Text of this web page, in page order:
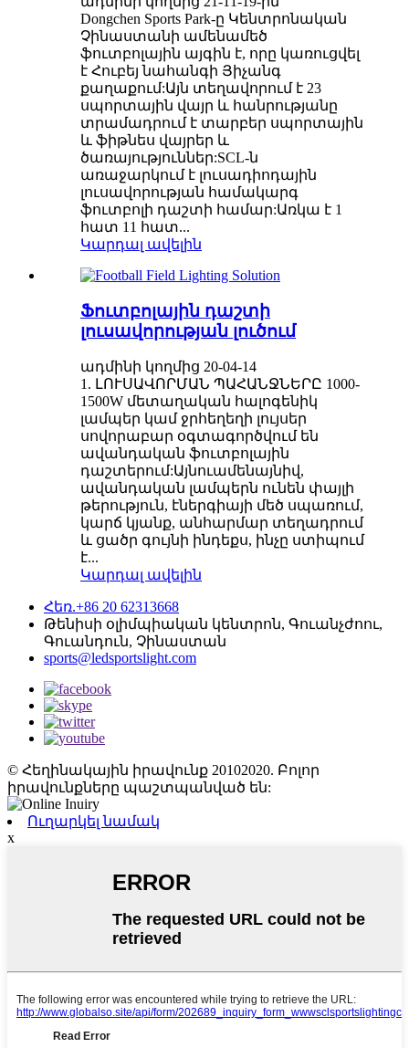
Dongchen Sports Park-ը Կենտրոնական
Չինաստանի ամենամեծ
ֆուտբոլային այգին է, որը կառուցվել
է Հուբեյ նահանգի Յիչանգ
քաղաքում:Այն տեղավորում է 23
սպորտային վայր և հանրությանը
տրամադրում է տարբեր սպորտային
և ֆիթնես վայրեր և
ծառայություններ:SCL-ն
առաջարկում է լուսադիոդային
լուսավորության համակարգ
ֆուտբոլի դաշտի համար:Առկա է 1
հատ 11 հատ...
Կարդալ ավելին
Ֆուտբոլային դաշտի
լուսավորության լուծում
ադմինի կողմից 20-04-14
1. ԼՈՒՍԱՎՈՐՄԱՆ ՊԱՀԱՆՋՆԵՐԸ 1000-
1500W մետաղական հալոգենիկ
լամպեր կամ ջրհեղեղի լույսեր
սովորաբար օգտագործվում են
ավանդական ֆուտբոլային
դաշտերում:Այնուամենայնիվ,
ավանդական լամպերն ունեն փայլի
թերություն, էներգիայի մեծ սպառում,
կարճ կյանք, անհարմար տեղադրում
և ցածր գույնի ինդեքս, ինչը ստիպում
է...
Կարդալ ավելին
Հեռ.+86 20 62313668
Թենիսի օլիմպիական կենտրոն, Գուանչժոու,
Գուանդուն, Չինաստան
sports@ledsportslight.com
© Հեղինակային իրավունք 20102020. Բոլոր
իրավունքները պաշտպանված են:
Ուղարկել նամակ
x